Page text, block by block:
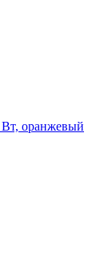
Вт, оранжевый